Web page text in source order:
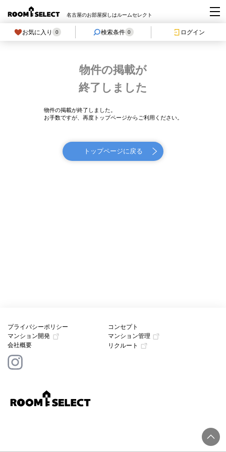
名古屋のお部屋探しはルームセレクト
お気に入り 0 検索条件 0 ログイン
物件の掲載が
終了しました
物件の掲載が終了しました。
お手数ですが、再度トップページからご利用ください。
トップページに戻る
プライバシーポリシー
コンセプト
マンション開発
マンション管理
会社概要
リクルート